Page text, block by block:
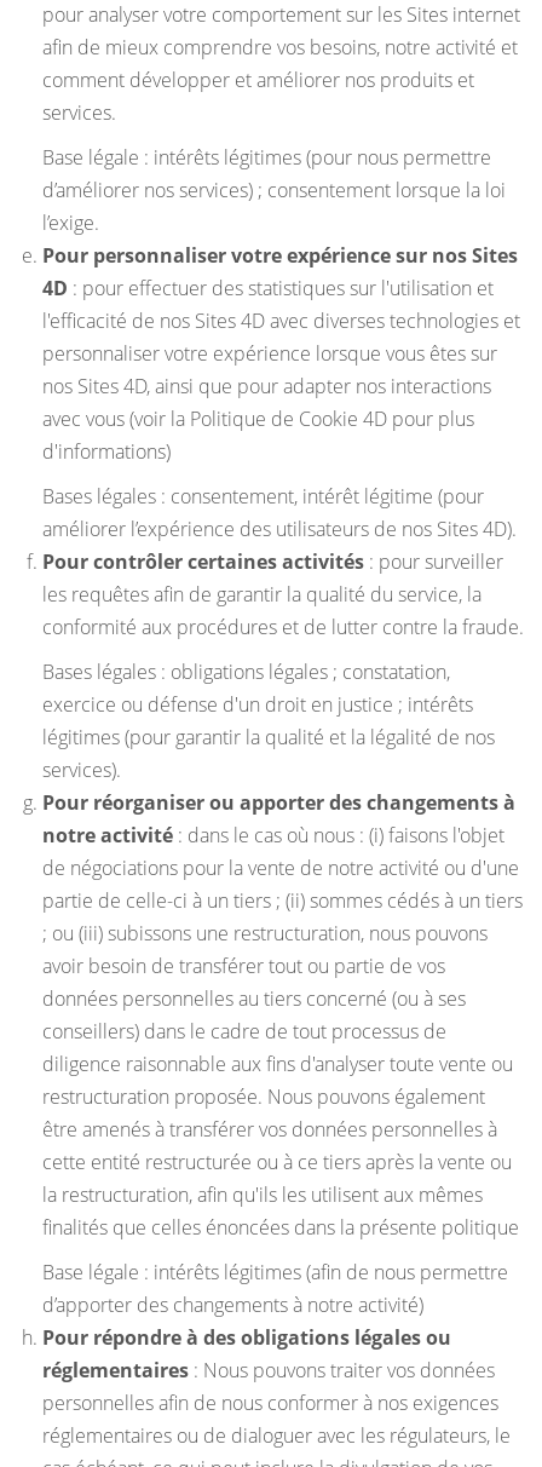
pour analyser votre comportement sur les Sites internet
afin de mieux comprendre vos besoins, notre activité et
comment développer et améliorer nos produits et
services.
Base légale : intérêts légitimes (pour nous permettre
d’améliorer nos services) ; consentement lorsque la loi
l’exige.
Pour personnaliser votre expérience sur nos Sites
4D : pour effectuer des statistiques sur l'utilisation et
l'efficacité de nos Sites 4D avec diverses technologies et
personnaliser votre expérience lorsque vous êtes sur
nos Sites 4D, ainsi que pour adapter nos interactions
avec vous (voir la Politique de Cookie 4D pour plus
d'informations)
Bases légales : consentement, intérêt légitime (pour
améliorer l’expérience des utilisateurs de nos Sites 4D).
Pour contrôler certaines activités : pour surveiller
les requêtes afin de garantir la qualité du service, la
conformité aux procédures et de lutter contre la fraude.
Bases légales : obligations légales ; constatation,
exercice ou défense d'un droit en justice ; intérêts
légitimes (pour garantir la qualité et la légalité de nos
services).
Pour réorganiser ou apporter des changements à
notre activité : dans le cas où nous : (i) faisons l'objet
de négociations pour la vente de notre activité ou d'une
partie de celle-ci à un tiers ; (ii) sommes cédés à un tiers
; ou (iii) subissons une restructuration, nous pouvons
avoir besoin de transférer tout ou partie de vos
données personnelles au tiers concerné (ou à ses
conseillers) dans le cadre de tout processus de
diligence raisonnable aux fins d'analyser toute vente ou
restructuration proposée. Nous pouvons également
être amenés à transférer vos données personnelles à
cette entité restructurée ou à ce tiers après la vente ou
la restructuration, afin qu'ils les utilisent aux mêmes
finalités que celles énoncées dans la présente politique
Base légale : intérêts légitimes (afin de nous permettre
d’apporter des changements à notre activité)
Pour répondre à des obligations légales ou
réglementaires : Nous pouvons traiter vos données
personnelles afin de nous conformer à nos exigences
réglementaires ou de dialoguer avec les régulateurs, le